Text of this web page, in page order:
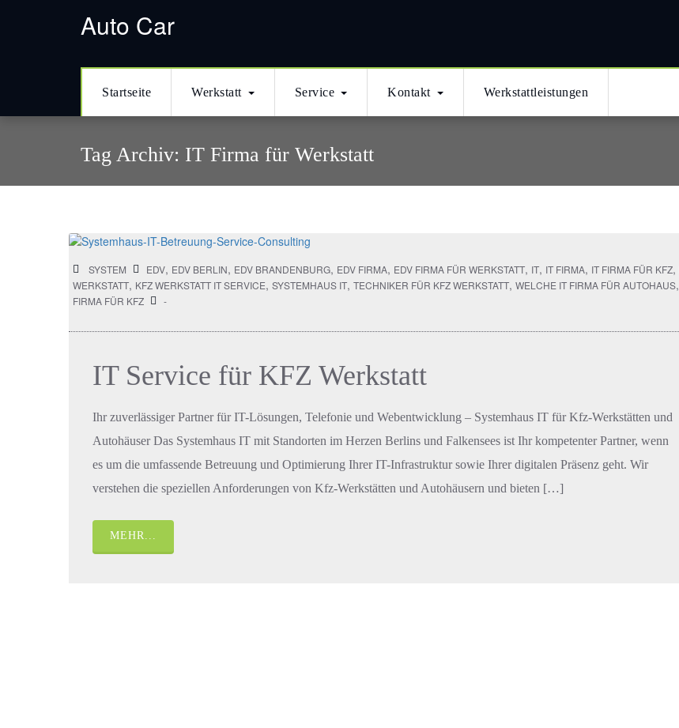
Auto Car
Startseite Werkstatt Service Kontakt Werkstattleistungen
Tag Archiv: IT Firma für Werkstatt
SYSTEM EDV, EDV BERLIN, EDV BRANDENBURG, EDV FIRMA, EDV FIRMA FÜR WERKSTATT, IT, IT FIRMA, IT FIRMA FÜR KFZ,
WERKSTATT, KFZ WERKSTATT IT SERVICE, SYSTEMHAUS IT, TECHNIKER FÜR KFZ WERKSTATT, WELCHE IT FIRMA FÜR AUTOHAUS,
FIRMA FÜR KFZ
-
IT Service für KFZ Werkstatt
Ihr zuverlässiger Partner für IT-Lösungen, Telefonie und Webentwicklung – Systemhaus IT für Kfz-Werkstätten und
Autohäuser Das Systemhaus IT mit Standorten im Herzen Berlins und Falkensees ist Ihr kompetenter Partner, wenn
es um die umfassende Betreuung und Optimierung Ihrer IT-Infrastruktur sowie Ihrer digitalen Präsenz geht. Wir
verstehen die speziellen Anforderungen von Kfz-Werkstätten und Autohäusern und bieten […]
MEHR...